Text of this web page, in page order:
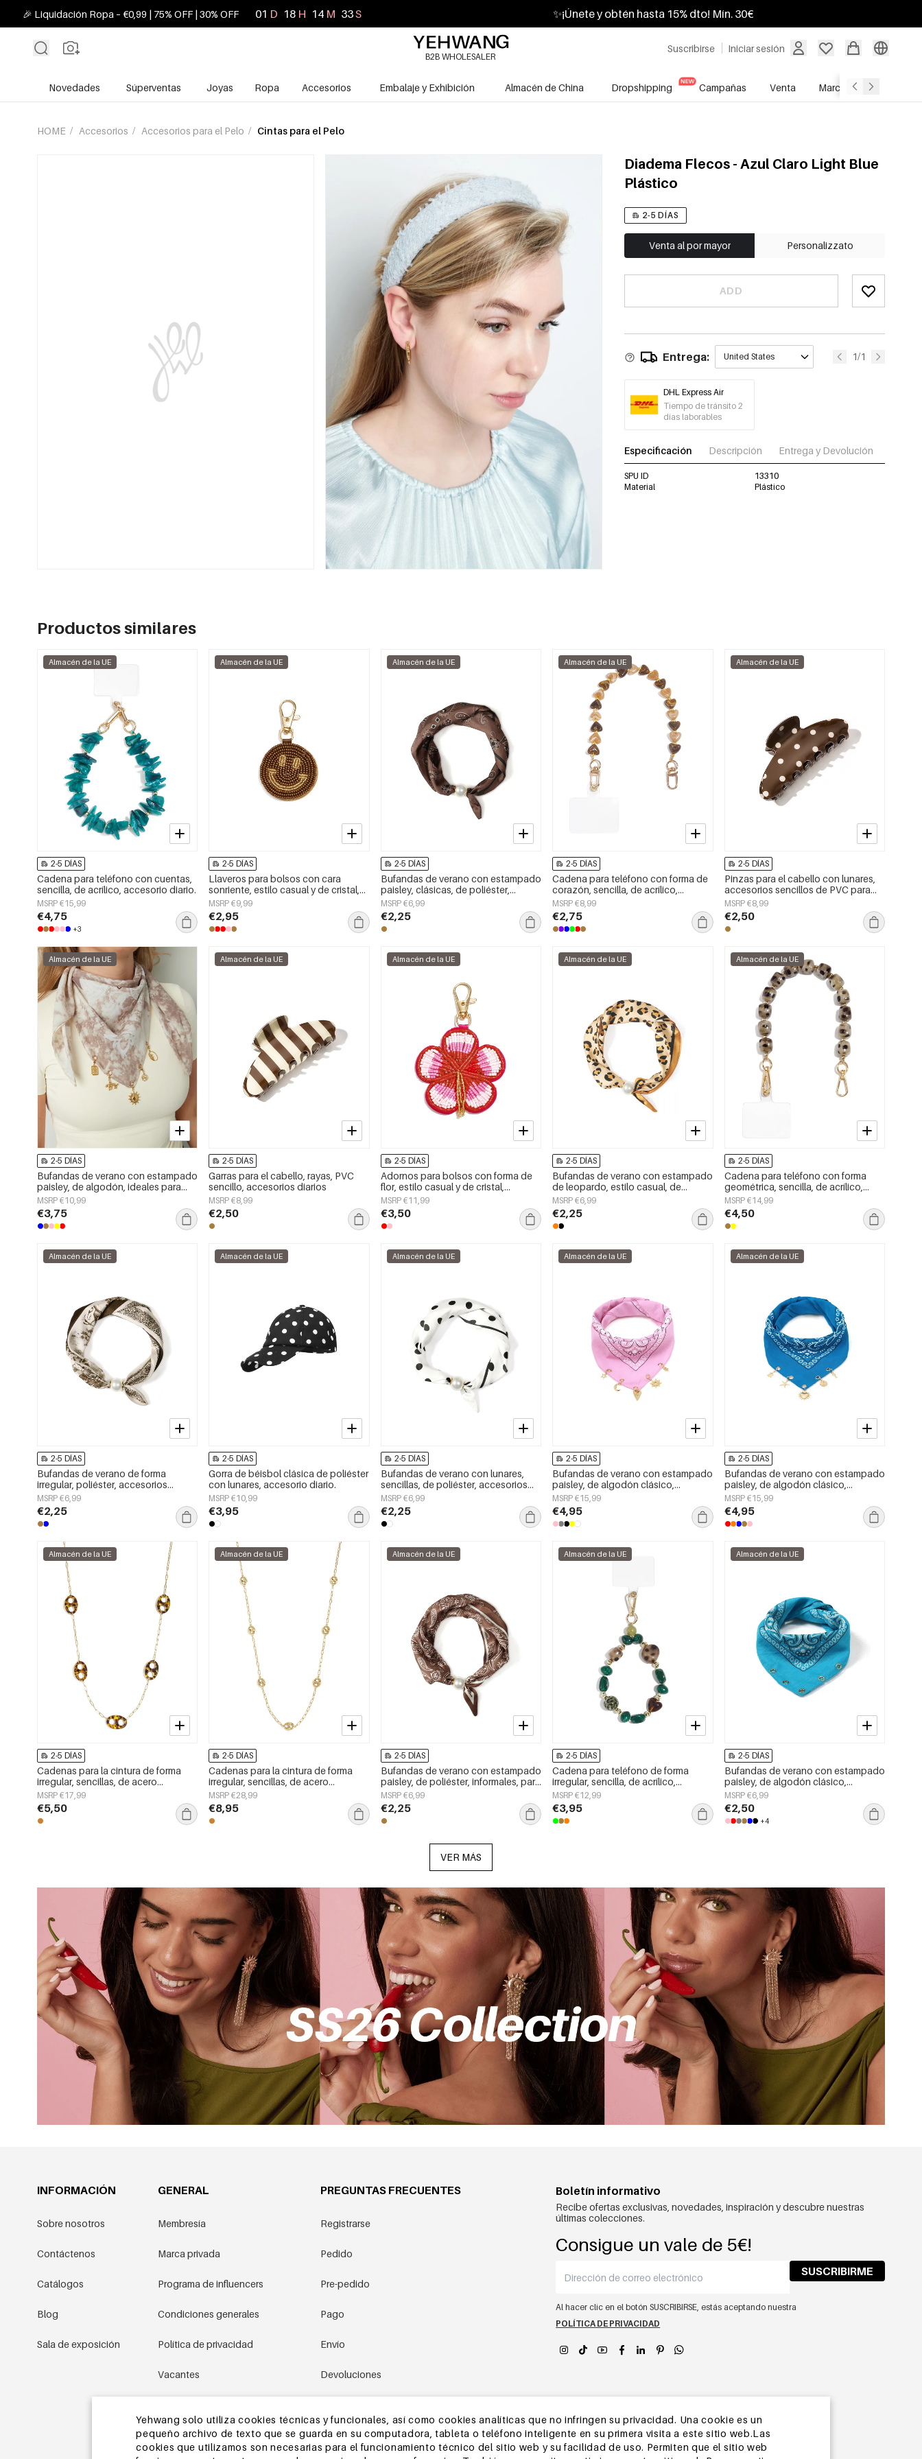
🎉 Liquidación Ropa – €0,99 | 75% OFF | 30% OFF 01 D 18 H 14 M 32S ✨¡Únete y obtén hasta 15% dto! Mín. 30€
Suscribirse Iniciar sesión
B2B WHOLESALER
Novedades Súperventas Joyas Ropa Accesorios Embalaje y Exhibición Almacén de China Dropshipping Campañas Venta Marcas
Yehwang solo utiliza cookies técnicas y funcionales, así como cookies analíticas que no infringen su privacidad. Una cookie es un
pequeño archivo de texto que se guarda en su computadora, tableta o teléfono inteligente en su primera visita a este sitio web.Las
cookies que utilizamos son necesarias para el funcionamiento técnico del sitio web y su facilidad de uso. Permiten que el sitio web
HOME / Accesorios / Accesorios para el Pelo / Cintas para el Pelo
Diadema Flecos - Azul Claro Light Blue
Plástico
2-5 DÍAS
Venta al por mayor Personalizzato
ADD
Entrega: United States 1/1
DHL Express Air
Tiempo de tránsito 2
días laborables
Especificación Descripción Entrega y Devolución
SPU ID
13310
Material
Plástico
Productos similares
Almacén de la UE
2-5 DÍAS
Cadena para teléfono con cuentas,
sencilla, de acrílico, accesorio diario.
MSRP €15,99
€4,75
+3
Almacén de la UE
2-5 DÍAS
Llaveros para bolsos con cara
sonriente, estilo casual y de cristal,
accesorios diarios.
MSRP €9,99
€2,95
Almacén de la UE
2-5 DÍAS
Bufandas de verano con estampado
paisley, clásicas, de poliéster,
accesorios para el día a día.
MSRP €6,99
€2,25
Almacén de la UE
2-5 DÍAS
Cadena para teléfono con forma de
corazón, sencilla, de acrílico,
accesorio diario.
MSRP €8,99
€2,75
Almacén de la UE
2-5 DÍAS
Pinzas para el cabello con lunares,
accesorios sencillos de PVC para
uso diario
MSRP €8,99
€2,50
Almacén de la UE
2-5 DÍAS
Bufandas de verano con estampado
paisley, de algodón, ideales para
vacaciones y uso diario.
MSRP €10,99
€3,75
Almacén de la UE
2-5 DÍAS
Garras para el cabello, rayas, PVC
sencillo, accesorios diarios
MSRP €8,99
€2,50
Almacén de la UE
2-5 DÍAS
Adornos para bolsos con forma de
flor, estilo casual y de cristal,
accesorios diarios.
MSRP €11,99
€3,50
Almacén de la UE
2-5 DÍAS
Bufandas de verano con estampado
de leopardo, estilo casual, de
poliéster, accesorios para el día a
día.
MSRP €6,99
€2,25
Almacén de la UE
2-5 DÍAS
Cadena para teléfono con forma
geométrica, sencilla, de acrílico,
accesorio de uso diario.
MSRP €14,99
€4,50
Almacén de la UE
2-5 DÍAS
Bufandas de verano de forma
irregular, poliéster, accesorios
diarios
MSRP €6,99
€2,25
Almacén de la UE
2-5 DÍAS
Gorra de béisbol clásica de poliéster
con lunares, accesorio diario.
MSRP €10,99
€3,95
Almacén de la UE
2-5 DÍAS
Bufandas de verano con lunares,
sencillas, de poliéster, accesorios
para el día a día.
MSRP €6,99
€2,25
Almacén de la UE
2-5 DÍAS
Bufandas de verano con estampado
paisley, de algodón clásico,
accesorios para el día a día.
MSRP €15,99
€4,95
Almacén de la UE
2-5 DÍAS
Bufandas de verano con estampado
paisley, de algodón clásico,
accesorios para el día a día.
MSRP €15,99
€4,95
Almacén de la UE
2-5 DÍAS
Cadenas para la cintura de forma
irregular, sencillas, de acero
inoxidable, accesorios de uso diario.
MSRP €17,99
€5,50
Almacén de la UE
2-5 DÍAS
Cadenas para la cintura de forma
irregular, sencillas, de acero
inoxidable, accesorios de uso diario.
MSRP €28,99
€8,95
Almacén de la UE
2-5 DÍAS
Bufandas de verano con estampado
paisley, de poliéster, informales, para
uso diario.
MSRP €6,99
€2,25
Almacén de la UE
2-5 DÍAS
Cadena para teléfono de forma
irregular, sencilla, de acrílico,
accesorio de uso diario.
MSRP €12,99
€3,95
Almacén de la UE
2-5 DÍAS
Bufandas de verano con estampado
paisley, de algodón clásico,
accesorios para el día a día.
MSRP €6,99
€2,50
+4
VER MÁS
INFORMACIÓN
Sobre nosotros
Contáctenos
Catálogos
Blog
Sala de exposición
GENERAL
Membresía
Marca privada
Programa de influencers
Condiciones generales
Política de privacidad
Vacantes
Mapa del sitio
PREGUNTAS FRECUENTES
Registrarse
Pedido
Pre-pedido
Pago
Envío
Devoluciones
Otras preguntas
Boletín informativo
Recibe ofertas exclusivas, novedades, inspiración y descubre nuestras
últimas colecciones.
Consigue un vale de 5€!
SUSCRIBIRME
Al hacer clic en el botón SUSCRIBIRSE, estás aceptando nuestra
POLÍTICA DE PRIVACIDAD
YEHWANG app